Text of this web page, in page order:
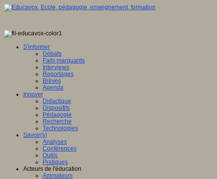
S'informer
Débats
Faits marquants
Interviews
Reportages
Brèves
Agenda
Innover
Didactique
Dispositifs
Pédagogie
Recherche
Technologies
Savoir(s)
Analyses
Conférences
Outils
Pratiques
Acteurs de l'éducation
Animateurs